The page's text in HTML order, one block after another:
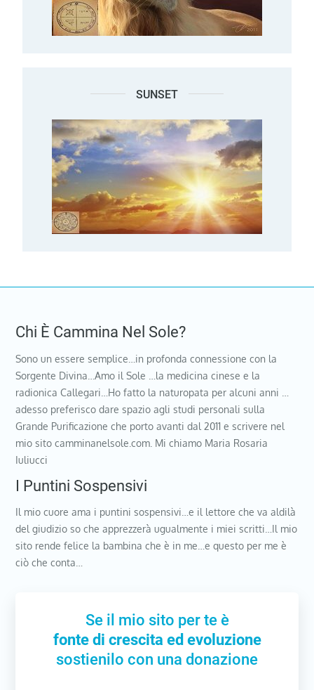
SUNSET
Chi È Cammina Nel Sole?
Sono un essere semplice…in profonda connessione con la
Sorgente Divina…Amo il Sole …la medicina cinese e la
radionica Callegari…Ho fatto la naturopata per alcuni anni …
adesso preferisco dare spazio agli studi personali sulla
Grande Purificazione che porto avanti dal 2011 e scrivere nel
mio sito camminanelsole.com. Mi chiamo Maria Rosaria
Iuliucci
I Puntini Sospensivi
Il mio cuore ama i puntini sospensivi…e il lettore che va aldilà
del giudizio so che apprezzerà ugualmente i miei scritti…Il mio
sito rende felice la bambina che è in me…e questo per me è
ciò che conta…
Se il mio sito per te è
fonte di crescita ed evoluzione
sostienilo con una donazione